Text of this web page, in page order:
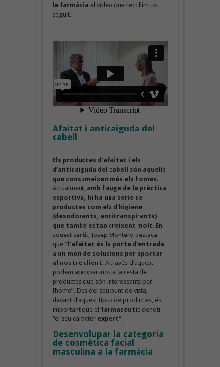
la farmàcia al vídeo que recollim tot
seguit.
Afaitat i anticaiguda del
cabell
Els productes d’afaitat i els
d’anticaiguda del cabell són aquells
que consumeixen més els homes.
Actualment, amb l’auge de la pràctica
esportiva, hi ha una sèrie de
productes com els d’higiene
(desodorants, antitranspirants)
que també estan creixent molt. En
aquest sentit, Josep Montero destaca
que “l’afaitat és la porta d’entrada
a un món de solucions per aportar
al nostre client. A través d’aquest
podem apropar-nos a la resta de
productes que són interessants per
l’home”. Des del seu punt de vista,
davant d’aquest tipus de productes, és
important que el farmacèutic denoti
“el seu caràcter expert“.
Desenvolupar la categoria
de cosmètica facial
masculina a la farmàcia